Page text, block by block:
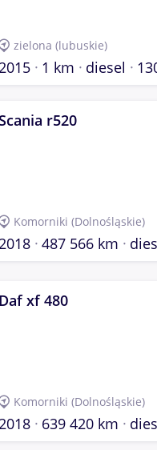
zielona (lubuskie)
1 km diesel
r520
Komorniki (Dolnośląskie)
487 566 km
Daf xf 480
Komorniki (Dolnośląskie)
639 420 km